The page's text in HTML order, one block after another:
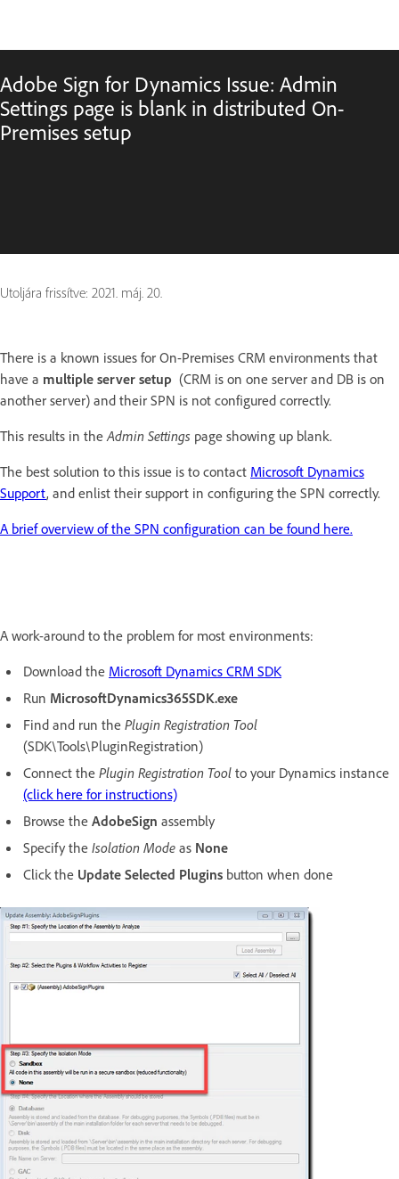
Adobe Sign for Dynamics Issue: Admin
Settings page is blank in distributed On-
Premises setup
Utoljára frissítve: 2021. máj. 20.
There is a known issues for On-Premises CRM environments that
have a multiple server setup (CRM is on one server and DB is on
another server) and their SPN is not configured correctly.
This results in theAdmin Settings page showing up blank.
The best solution to this issue is to contact Microsoft Dynamics
Support, and enlist their support in configuring the SPN correctly.
A brief overview of the SPN configuration can be found here.
A work-around to the problem for most environments:
Download the Microsoft Dynamics CRM SDK
Run MicrosoftDynamics365SDK.exe
Find and run the Plugin Registration Tool
(SDK\Tools\PluginRegistration)
Connect the Plugin Registration Tool to your Dynamics instance
(click here for instructions)
Browse the AdobeSign assembly
Specify the Isolation Mode as None
Click the Update Selected Plugins button when done